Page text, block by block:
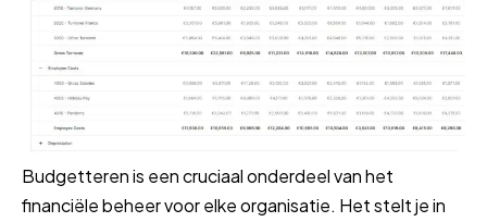
Budgetteren is een cruciaal onderdeel van het
financiële beheer voor elke organisatie. Het stelt je in